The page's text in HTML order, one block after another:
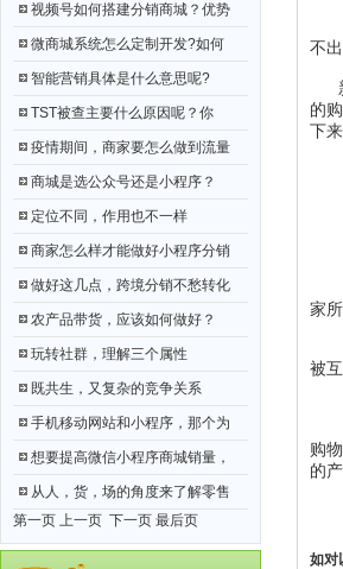
视频号如何搭建分销商城？优势
微商城系统怎么定制开发?如何
智能营销具体是什么意思呢?
TST被查主要什么原因呢？你
疫情期间，商家要怎么做到流量
商城是选公众号还是小程序？
定位不同，作用也不一样
商家怎么样才能做好小程序分销
做好这几点，跨境分销不愁转化
农产品带货，应该如何做好？
玩转社群，理解三个属性
既共生，又复杂的竞争关系
手机移动网站和小程序，那个为
想要提高微信小程序商城销量，
从人，货，场的角度来了解零售
第一页 上一页 下一页 最后页
在
不
新
的
下
这
新
随
新
家
传
被
从
购
的
如对